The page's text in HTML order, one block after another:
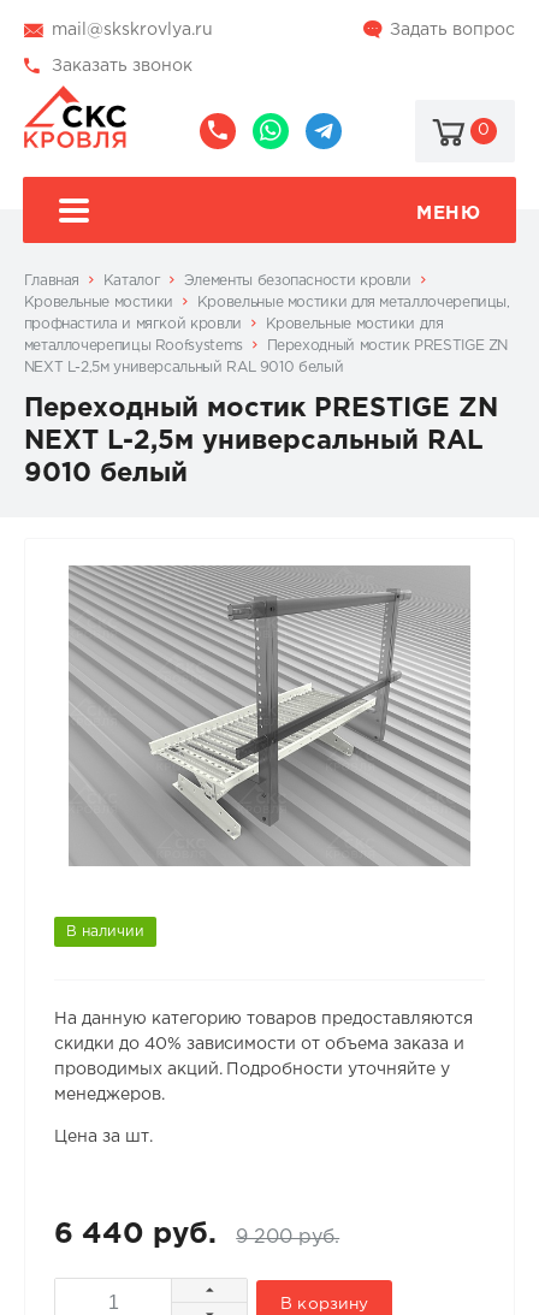
mail@skskrovlya.ru Задать вопрос
Заказать звонок
0
МЕНЮ
Главная Каталог
Элементы безопасности кровли
Кровельные мостики
Кровельные мостики для металлочерепицы,
профнастила и мягкой кровли
Кровельные мостики для
металлочерепицы Roofsystems
Переходный мостик PRESTIGE ZN
NEXT L-2,5м универсальный RAL 9010 белый
Переходный мостик PRESTIGE ZN
NEXT L-2,5м универсальный RAL
9010 белый
В наличии
На данную категорию товаров предоставляются
скидки до 40% зависимости от объема заказа и
проводимых акций. Подробности уточняйте у
менеджеров.
Цена за шт.
6 440 руб. 9 200 руб.
В корзину